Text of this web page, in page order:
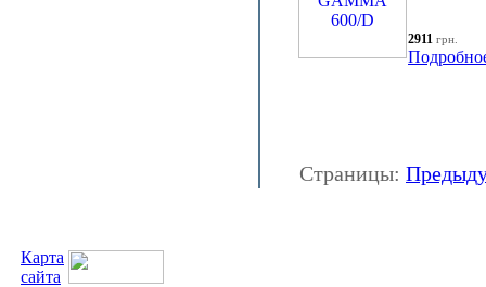
2911 грн.
Страницы:
Карта
сайта